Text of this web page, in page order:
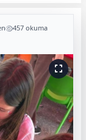
457 okuma